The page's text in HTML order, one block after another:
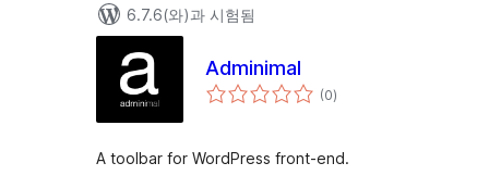
6.7.6(와)과 시험됨
Adminimal
(0전
체)
A toolbar for WordPress front-end.